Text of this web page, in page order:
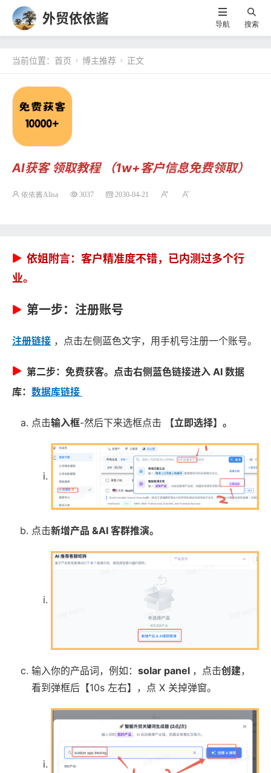
外贸依依酱 导航 搜索
当前位置： 首页  博主推荐  正文
AI获客 领取教程 （1w+客户信息免费领取）
依依酱Alisa 3037 2030-04-21
依姐附言：客户精准度不错，已内测过多个行
业。
第一步：注册账号
注册链接 ，点击左侧蓝色文字，用手机号注册一个账号。
第二步：免费获客。 点击右侧蓝色链接进入 AI 数据
库： 数据库链接
点击输入框-然后下来选框点击 【立即选择】。
点击新增产品 &AI 客群推演。
输入你的产品词，例如： solar panel ，点击创建，
看到弹框后【10s 左右】，点 X 关掉弹窗。